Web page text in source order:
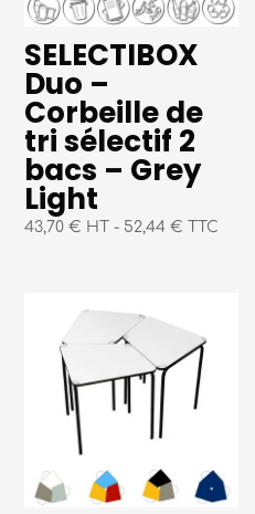
SELECTIBOX
Duo –
Corbeille de
tri sélectif 2
bacs – Grey
Light
43,70 € HT - 52,44 € TTC